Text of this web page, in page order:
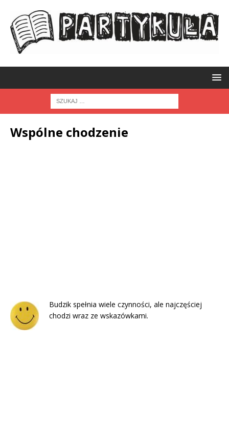
Wspólne chodzenie
Budzik spełnia wiele czynności, ale najczęściej
chodzi wraz ze wskazówkami.